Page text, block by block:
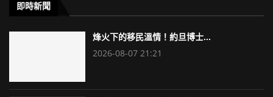
即時新聞
烽火下的移民溫情！約旦博士...
2026-08-07 21:21